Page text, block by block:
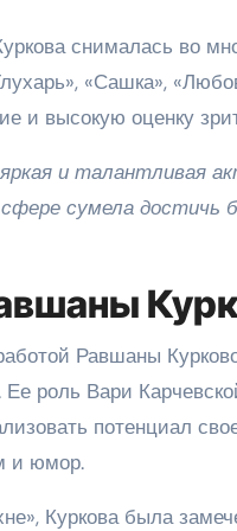
снималась во
«Сашка»,
и высокую оценку
и талантливая
сумела
Равшаны
Ее роль Вари
потенциал
и юмор.
Куркова была